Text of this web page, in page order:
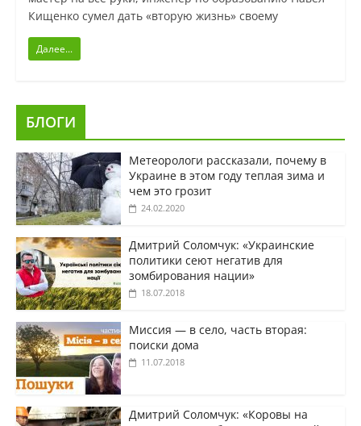
Кищенко сумел дать «вторую жизнь» своему
Далее...
БЛОГИ
Метеорологи рассказали, почему в
Украине в этом году теплая зима и
чем это грозит
24.02.2020
Дмитрий Соломчук: «Украинские
политики сеют негатив для
зомбирования нации»
18.07.2018
Миссия — в село, часть вторая:
поиски дома
11.07.2018
Дмитрий Соломчук: «Коровы на